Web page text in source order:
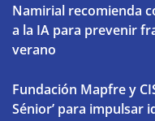
Namirial recomienda
a la IA para prevenir
verano
Fundación Mapfre y
Sénior’ para impulsar